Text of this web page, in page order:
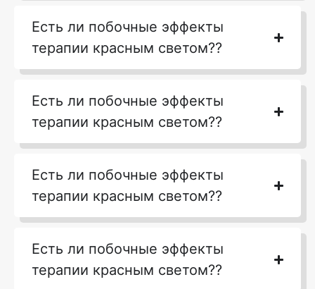
Есть ли побочные эффекты
терапии красным светом??
Есть ли побочные эффекты
терапии красным светом??
Есть ли побочные эффекты
терапии красным светом??
Есть ли побочные эффекты
терапии красным светом??